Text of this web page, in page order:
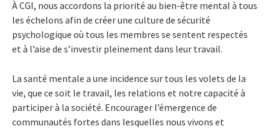
À CGI, nous accordons la priorité au bien-être mental à tous
les échelons afin de créer une culture de sécurité
psychologique où tous les membres se sentent respectés
et à l’aise de s’investir pleinement dans leur travail.
La santé mentale a une incidence sur tous les volets de la
vie, que ce soit le travail, les relations et notre capacité à
participer à la société. Encourager l’émergence de
communautés fortes dans lesquelles nous vivons et